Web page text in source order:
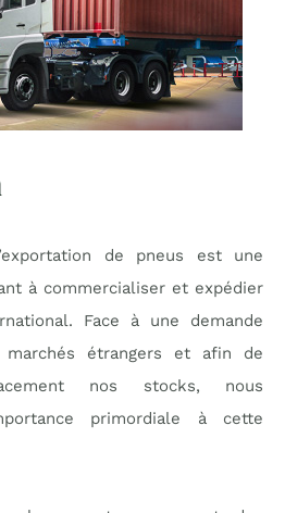
de pneus est une
à commercialiser et expédier
Face à une demande
étrangers et afin de
nos stocks, nous
primordiale à cette